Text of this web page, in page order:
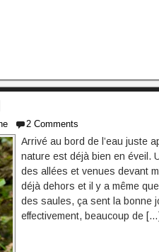
2 Comments
Arrivé au bord de l’eau juste
nature est déjà bien en éveil.
des allées et venues devant
déjà dehors et il y a même
des saules, ça sent la bonne
effectivement, beaucoup de […]